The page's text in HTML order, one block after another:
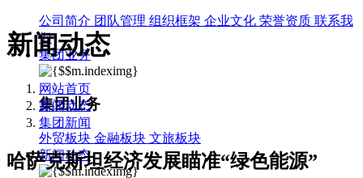
公司简介 团队管理 组织框架 企业文化 荣誉资质 联系我
们
集团业务
集团业务
外贸板块 金融板块 文旅板块
新闻动态
新闻动态
网站首页
新闻动态
集团新闻
哈萨克斯坦经济发展瞄准“绿色能源”